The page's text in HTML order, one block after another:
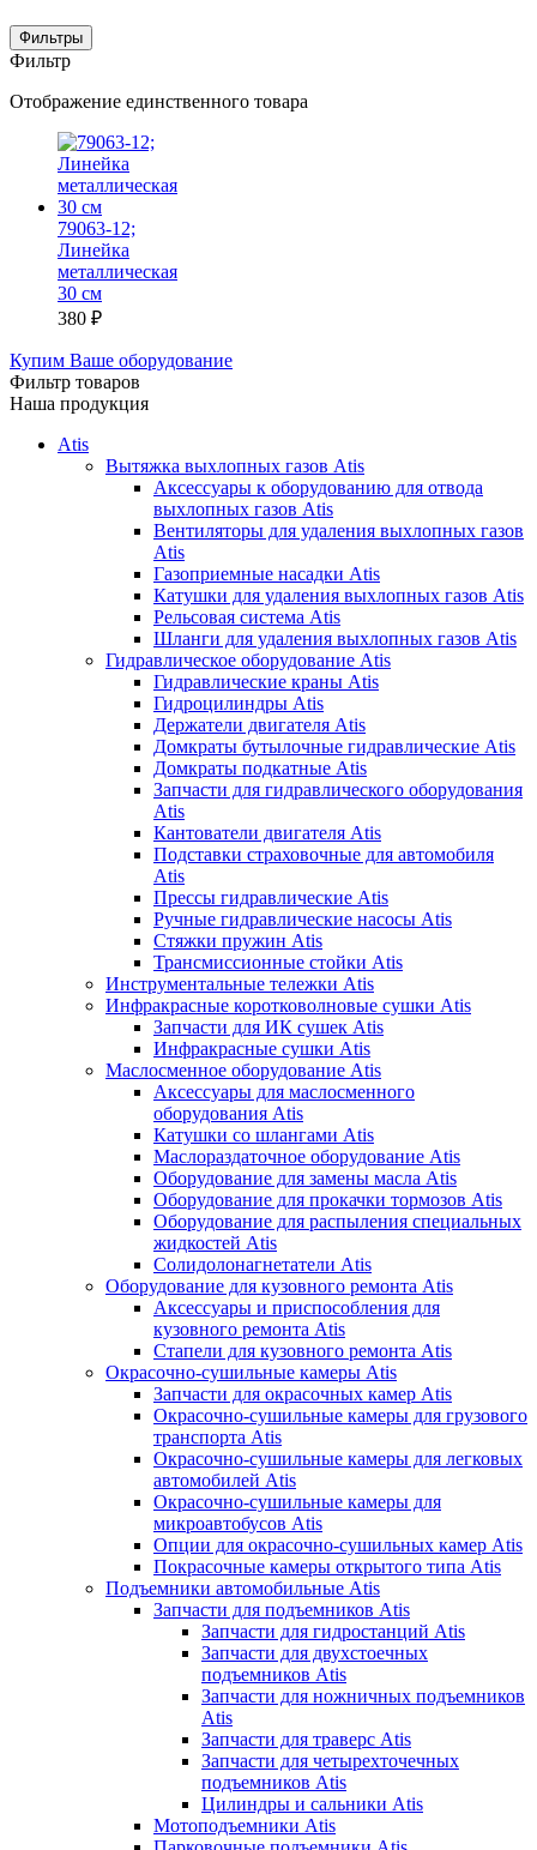
Фильтры
Фильтр
Отображение единственного товара
79063-12;
Линейка
металлическая
30 см
380 ₽
Купим Ваше оборудование
Фильтр товаров
Наша продукция
Atis
Вытяжка выхлопных газов Atis
Аксессуары к оборудованию для отвода
выхлопных газов Atis
Вентиляторы для удаления выхлопных газов
Atis
Газоприемные насадки Atis
Катушки для удаления выхлопных газов Atis
Рельсовая система Atis
Шланги для удаления выхлопных газов Atis
Гидравлическое оборудование Atis
Гидравлические краны Atis
Гидроцилиндры Atis
Держатели двигателя Atis
Домкраты бутылочные гидравлические Atis
Домкраты подкатные Atis
Запчасти для гидравлического оборудования
Atis
Кантователи двигателя Atis
Подставки страховочные для автомобиля
Atis
Прессы гидравлические Atis
Ручные гидравлические насосы Atis
Стяжки пружин Atis
Трансмиссионные стойки Atis
Инструментальные тележки Atis
Инфракрасные коротковолновые сушки Atis
Запчасти для ИК сушек Atis
Инфракрасные сушки Atis
Маслосменное оборудование Atis
Аксессуары для маслосменного
оборудования Atis
Катушки со шлангами Atis
Маслораздаточное оборудование Atis
Оборудование для замены масла Atis
Оборудование для прокачки тормозов Atis
Оборудование для распыления специальных
жидкостей Atis
Солидолонагнетатели Atis
Оборудование для кузовного ремонта Atis
Аксессуары и приспособления для
кузовного ремонта Atis
Стапели для кузовного ремонта Atis
Окрасочно-сушильные камеры Atis
Запчасти для окрасочных камер Atis
Окрасочно-сушильные камеры для грузового
транспорта Atis
Окрасочно-сушильные камеры для легковых
автомобилей Atis
Окрасочно-сушильные камеры для
микроавтобусов Atis
Опции для окрасочно-сушильных камер Atis
Покрасочные камеры открытого типа Atis
Подъемники автомобильные Atis
Запчасти для подъемников Atis
Запчасти для гидростанций Atis
Запчасти для двухстоечных
подъемников Atis
Запчасти для ножничных подъемников
Atis
Запчасти для траверс Atis
Запчасти для четырехточечных
подъемников Atis
Цилиндры и сальники Atis
Мотоподъемники Atis